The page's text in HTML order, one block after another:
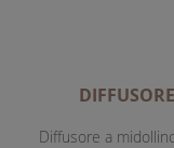
Diffusore a